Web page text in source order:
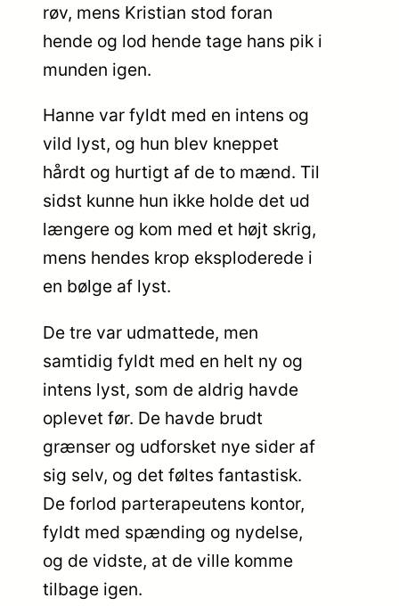
røv, mens Kristian stod foran
hende og lod hende tage hans pik i
munden igen.
Hanne var fyldt med en intens og
vild lyst, og hun blev kneppet
hårdt og hurtigt af de to mænd. Til
sidst kunne hun ikke holde det ud
længere og kom med et højt skrig,
mens hendes krop eksploderede i
en bølge af lyst.
De tre var udmattede, men
samtidig fyldt med en helt ny og
intens lyst, som de aldrig havde
oplevet før. De havde brudt
grænser og udforsket nye sider af
sig selv, og det føltes fantastisk.
De forlod parterapeutens kontor,
fyldt med spænding og nydelse,
og de vidste, at de ville komme
tilbage igen.